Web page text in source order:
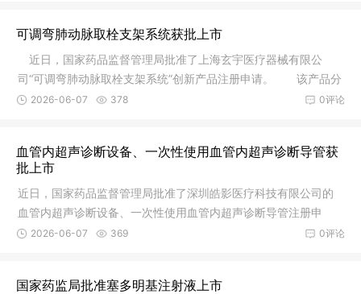
可调弯肺动脉取栓支架系统获批上市
近日，国家药品监督管理局批准了上海玄宇医疗器械有限公
司“可调弯肺动脉取栓支架系统”创新产品注册申请。 该产品分
为调弯
0评论
2026-06-07 378
血管内超声诊断设备、一次性使用血管内超声诊断导管获
批上市
近日，国家药品监督管理局批准了深圳皓影医疗科技有限公司的
血管内超声诊断设备、一次性使用血管内超声诊断导管注册申
请。血管内
0评论
2026-06-07 369
国家药监局批准塞多明基注射液上市